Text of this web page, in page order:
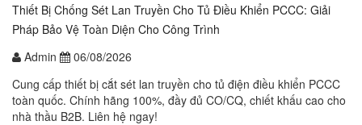
Thiết Bị Chống Sét Lan Truyền Cho Tủ Điều Khiển PCCC: Giải
Pháp Bảo Vệ Toàn Diện Cho Công Trình
Admin
06/08/2026
Cung cấp thiết bị cắt sét lan truyền cho tủ điện điều khiển PCCC
toàn quốc. Chính hãng 100%, đầy đủ CO/CQ, chiết khấu cao cho
nhà thầu B2B. Liên hệ ngay!